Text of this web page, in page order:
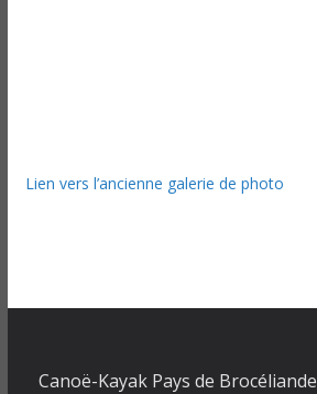
Lien vers l’ancienne galerie de photo
Canoë-Kayak Pays de Brocéliande